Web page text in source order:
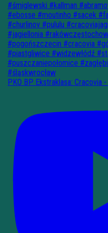
PKO BP Ekstraklasa: Cracovia